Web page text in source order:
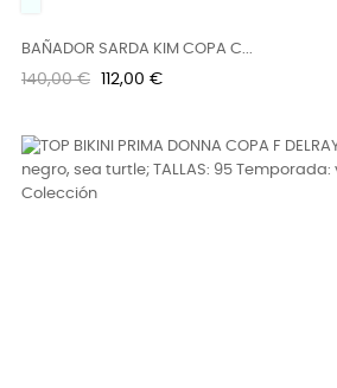
BAÑADOR SARDA KIM COPA C...
Precio
140,00 € Precio
112,00 €